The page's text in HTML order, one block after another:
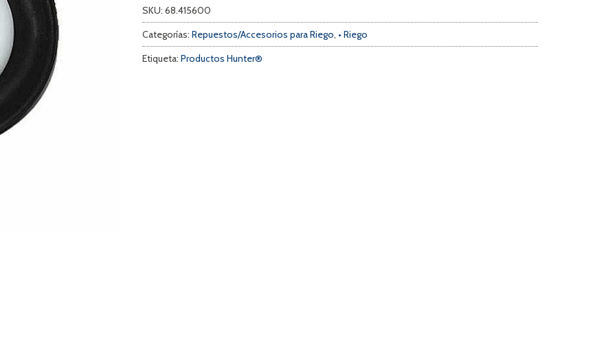
SKU: 68.415600
Categorías: Repuestos/Accesorios para Riego, • Riego
Etiqueta: Productos Hunter®